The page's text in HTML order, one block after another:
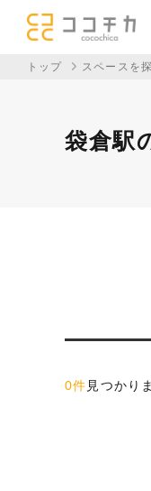
トップ スペースを
袋倉駅
0件 見つかり